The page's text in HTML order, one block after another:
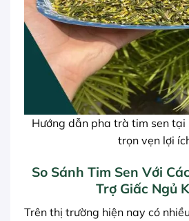
Hướng dẫn pha trà tim sen tại
trọn vẹn lợi
So Sánh Tim Sen Với
Trợ Giấc Ngủ
Trên thị trường hiện nay có